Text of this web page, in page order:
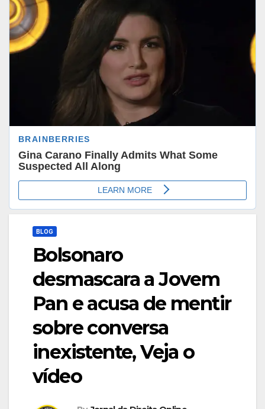
BLOG
Bolsonaro
desmascara a Jovem
Pan e acusa de mentir
sobre conversa
inexistente, Veja o
vídeo